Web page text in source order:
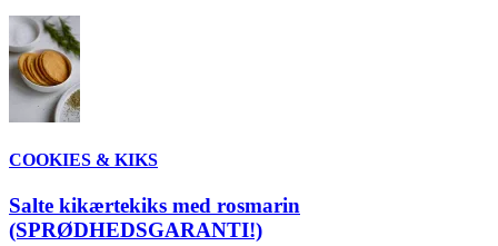
COOKIES & KIKS
Salte kikærtekiks med rosmarin
(SPRØDHEDSGARANTI!)